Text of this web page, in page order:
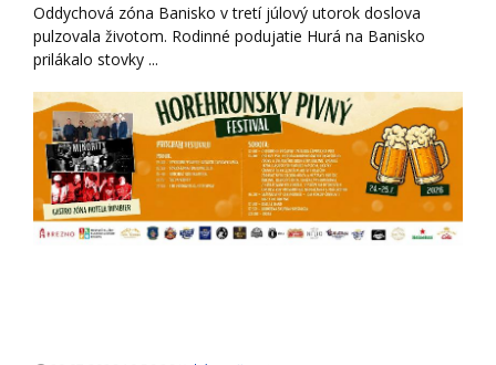
Oddychová zóna Banisko v tretí júlový utorok doslova
pulzovala životom. Rodinné podujatie Hurá na Banisko
prilákalo stovky ...